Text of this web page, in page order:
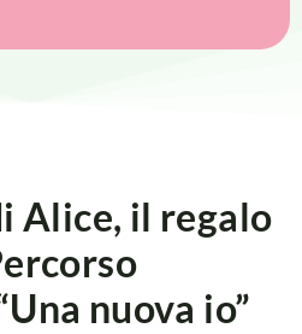
Alice, il regalo
nuova io”